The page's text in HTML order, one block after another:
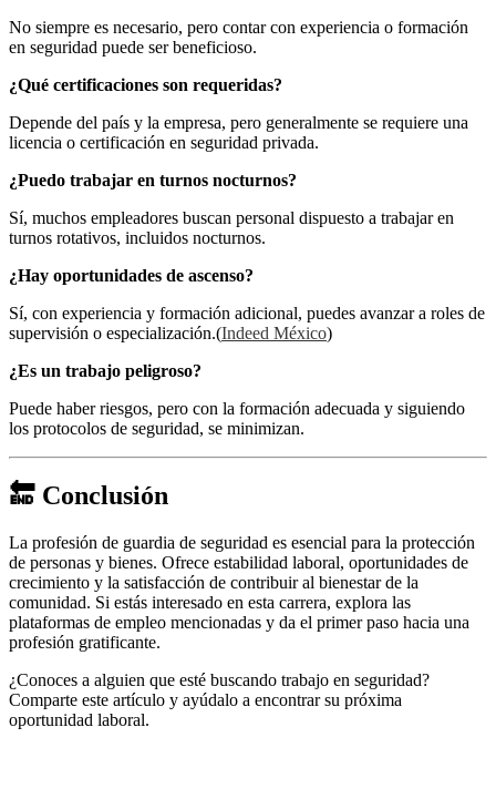
No siempre es necesario, pero contar con experiencia o formación
en seguridad puede ser beneficioso.
¿Qué certificaciones son requeridas?
Depende del país y la empresa, pero generalmente se requiere una
licencia o certificación en seguridad privada.
¿Puedo trabajar en turnos nocturnos?
Sí, muchos empleadores buscan personal dispuesto a trabajar en
turnos rotativos, incluidos nocturnos.
¿Hay oportunidades de ascenso?
Sí, con experiencia y formación adicional, puedes avanzar a roles de
supervisión o especialización.(Indeed México)
¿Es un trabajo peligroso?
Puede haber riesgos, pero con la formación adecuada y siguiendo
los protocolos de seguridad, se minimizan.
🔚 Conclusión
La profesión de guardia de seguridad es esencial para la protección
de personas y bienes. Ofrece estabilidad laboral, oportunidades de
crecimiento y la satisfacción de contribuir al bienestar de la
comunidad. Si estás interesado en esta carrera, explora las
plataformas de empleo mencionadas y da el primer paso hacia una
profesión gratificante.
¿Conoces a alguien que esté buscando trabajo en seguridad?
Comparte este artículo y ayúdalo a encontrar su próxima
oportunidad laboral.